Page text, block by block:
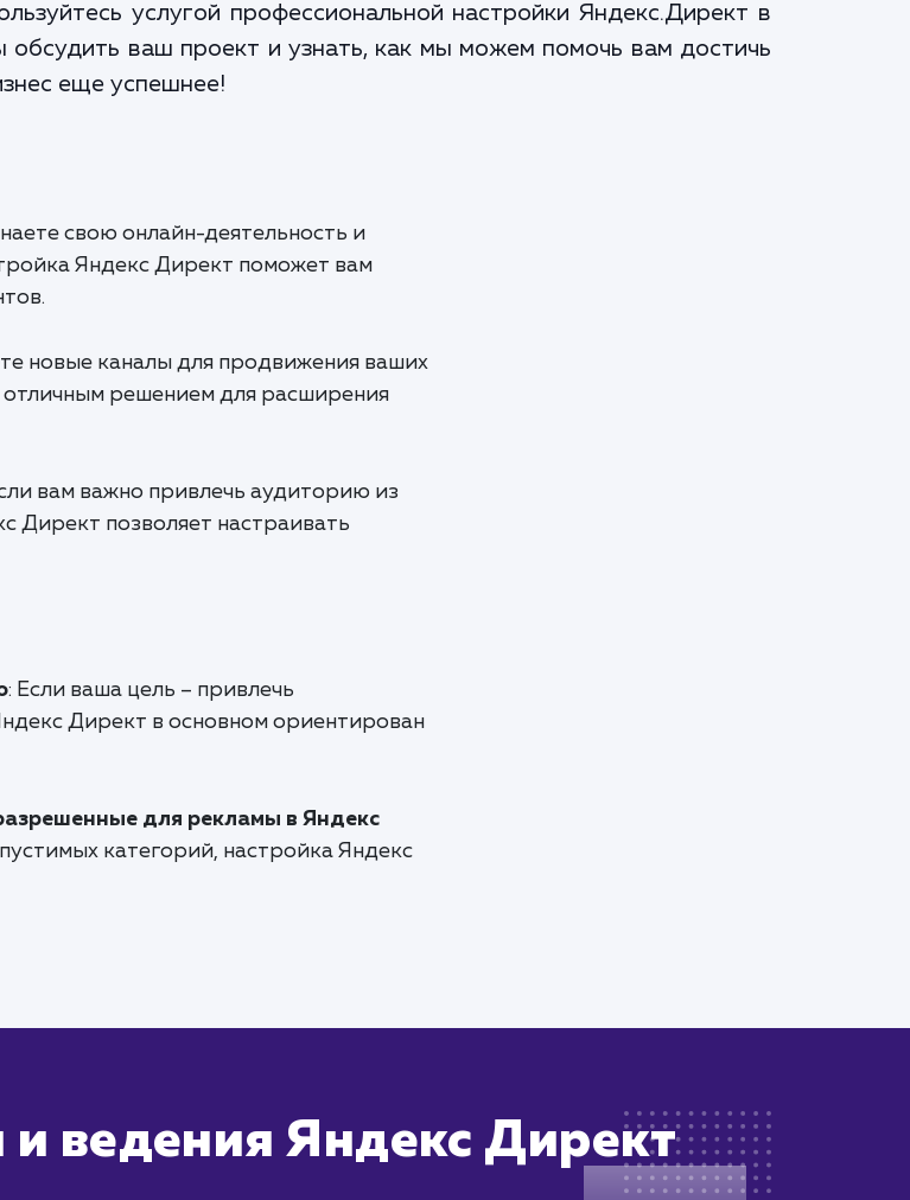
услугой профессиональной настройки Яндекс.Директ в
обсудить ваш проект и узнать, как мы можем помочь вам достичь
еще успешнее!
свою онлайн-деятельность и
Яндекс Директ поможет вам
новые каналы для продвижения ваших
отличным решением для расширения
вам важно привлечь аудиторию из
Директ позволяет настраивать
: Если ваша цель – привлечь
Директ в основном ориентирован
для рекламы в Яндекс
категорий, настройка Яндекс
и ведения Яндекс Директ